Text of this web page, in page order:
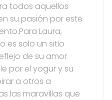
todos aquellos
su pasión por este
Laura,
es solo un sitio
de su amor
por el yogur y su
a otros a
las maravillas que